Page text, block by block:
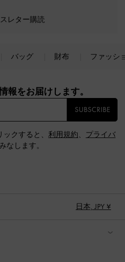
レター購読
バッグ 財布 ファッシ
報をお届けします。​
SUBSCRIBE
クすると、 利用規約、 プライバ
なします。
日本, JPY ¥